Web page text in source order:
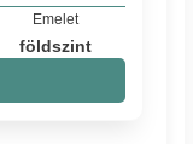
Emelet
földszint